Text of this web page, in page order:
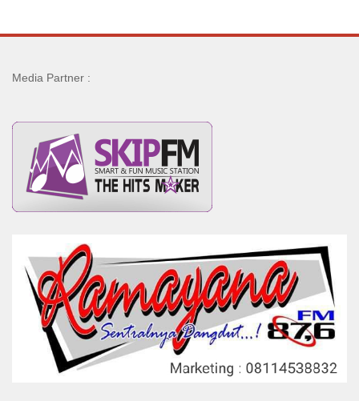
Media Partner :